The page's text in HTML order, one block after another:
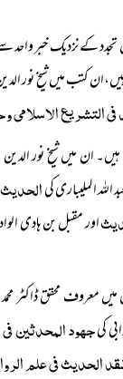
کے نزدیک خبر واحد
کتب میں شیخ نور
فی التشریع الاسلامی
اللہ الملیباری کی
اور مقبل بن ہادی
کیجھود المحدثین
الحدیث فی علم